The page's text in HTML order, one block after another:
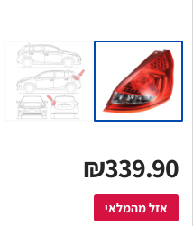
₪339.90
אזל מהמלאי